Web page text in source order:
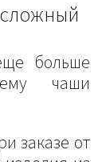
больше
чаши
заказе от